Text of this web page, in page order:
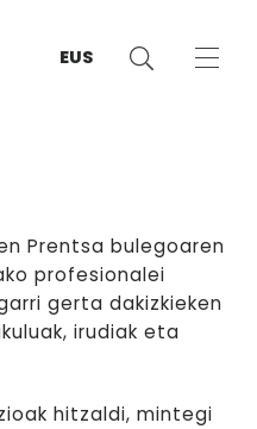
EUS
Prentsa bulegoaren
profesionalei
gerta dakizkieken
irudiak eta
hitzaldi, mintegi